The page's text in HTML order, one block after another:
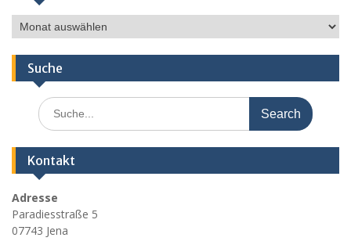
Ältere
Nachrichten
Suche
Search
for:
Kontakt
Adresse
Paradiesstraße 5
07743 Jena